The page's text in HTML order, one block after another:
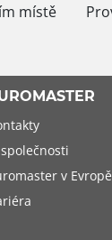
místě
v Evropě